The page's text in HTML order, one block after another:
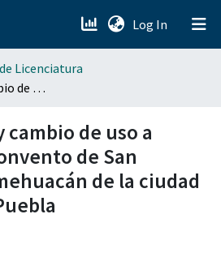
Log In (current)
Licenciatura
Conservación y cambio de uso a museo del exconvento de San Francisco Totimehuacán de la ciudad del estado de Puebla
cambio de uso a
de San
de la ciudad